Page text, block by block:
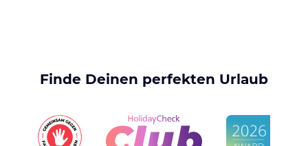
Finde Deinen perfekten Urlaub